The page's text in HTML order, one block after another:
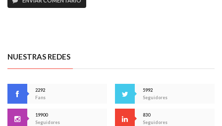
NUESTRAS REDES
2292
Fans
5992
Seguidores
19900
Seguidores
830
Seguidores